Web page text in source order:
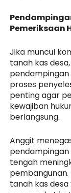
Pemeriksaan
Jika muncul
tanah kas
proses
penting agar
kewajiban
berlangsung.
Anggit
tengah
tanah kas